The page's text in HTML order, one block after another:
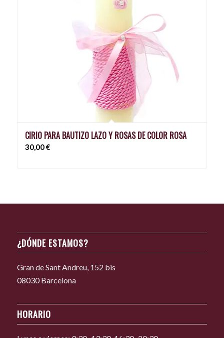
CIRIO PARA BAUTIZO LAZO Y ROSAS DE COLOR ROSA
30,00€
¿DÓNDE ESTAMOS?
Gran de Sant Andreu, 152 bis
08030 Barcelona
HORARIO